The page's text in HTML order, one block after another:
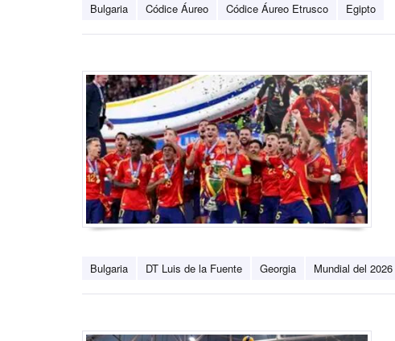
Bulgaria Códice Áureo Códice Áureo Etrusco Egipto
Bulgaria DT Luis de la Fuente Georgia Mundial del 2026